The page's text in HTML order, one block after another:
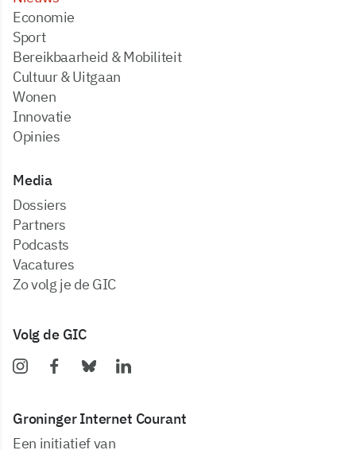
Economie
Sport
Bereikbaarheid & Mobiliteit
Cultuur & Uitgaan
Wonen
Innovatie
Opinies
Media
dossiers
partners
podcasts
vacatures
zo volg je de GIC
Volg de GIC
Groninger Internet Courant
Een initiatief van